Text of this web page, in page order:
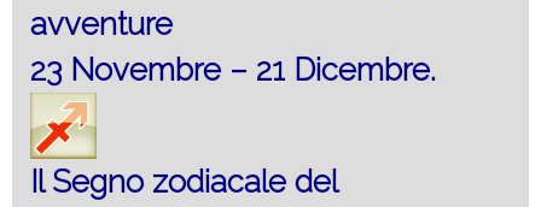
avventure
23 Novembre – 21 Dicembre.
Il Segno zodiacale del